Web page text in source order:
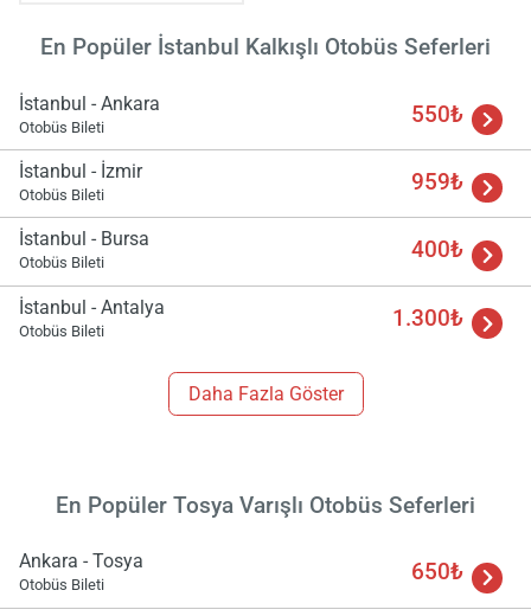
En Popüler İstanbul Kalkışlı Otobüs Seferleri
İstanbul - Ankara
Otobüs Bileti 550₺
İstanbul - İzmir
Otobüs Bileti 959₺
İstanbul - Bursa
Otobüs Bileti 400₺
İstanbul - Antalya
Otobüs Bileti 1.300₺
Daha Fazla Göster
En Popüler Tosya Varışlı Otobüs Seferleri
Ankara - Tosya
Otobüs Bileti 650₺